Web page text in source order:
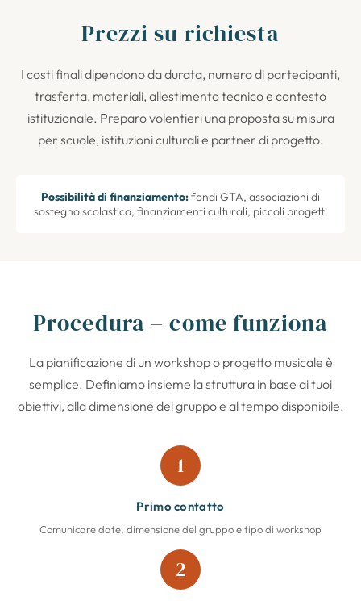
Prezzi su richiesta
I costi finali dipendono da durata, numero di partecipanti,
trasferta, materiali, allestimento tecnico e contesto
istituzionale. Preparo volentieri una proposta su misura
per scuole, istituzioni culturali e partner di progetto.
Possibilità di finanziamento:fondi GTA, associazioni di
sostegno scolastico, finanziamenti culturali, piccoli progetti
Procedura – come funziona
La pianificazione di un workshop o progetto musicale è
semplice. Definiamo insieme la struttura in base ai tuoi
obiettivi, alla dimensione del gruppo e al tempo disponibile.
1
Primo contatto
Comunicare date, dimensione del gruppo e tipo di workshop
2